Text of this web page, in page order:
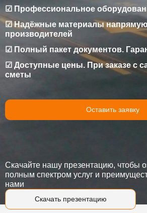
☑ Профессиональное
☑ Надёжные материалы
производителей
☑ Полный пакет документов.
☑ Доступные цены. При заказе с
сметы
Оставить заявку
Скачать презентацию
Скачайте нашу презентацию, чтобы
полным спектром услуг и
нами